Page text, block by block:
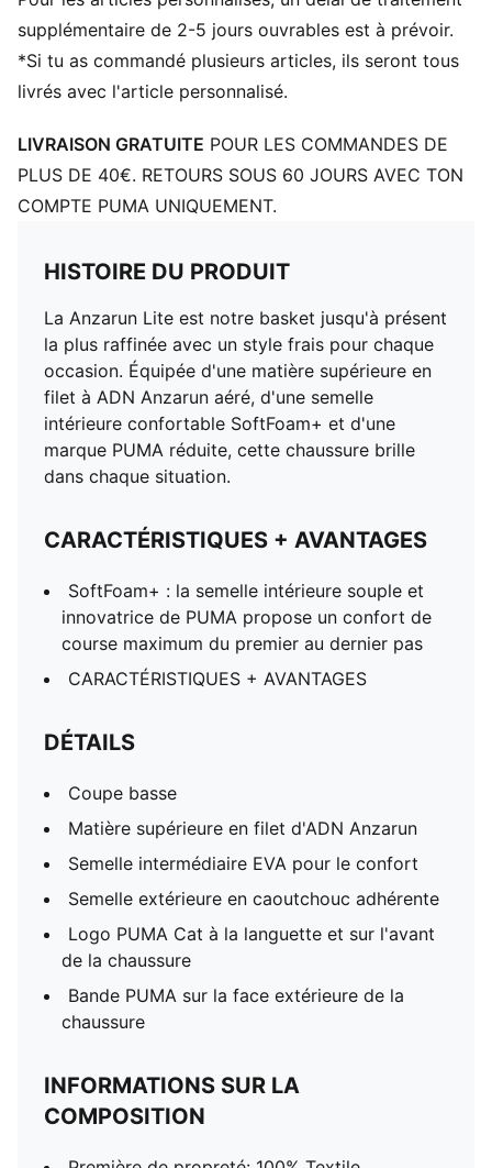
supplémentaire de 2-5 jours ouvrables est à prévoir.
*Si tu as commandé plusieurs articles, ils seront tous
livrés avec l'article personnalisé.
LIVRAISON GRATUITE POUR LES COMMANDES DE
PLUS DE 40€. RETOURS SOUS 60 JOURS AVEC TON
COMPTE PUMA UNIQUEMENT.
HISTOIRE DU PRODUIT
La Anzarun Lite est notre basket jusqu'à présent
la plus raffinée avec un style frais pour chaque
occasion. Équipée d'une matière supérieure en
filet à ADN Anzarun aéré, d'une semelle
intérieure confortable SoftFoam+ et d'une
marque PUMA réduite, cette chaussure brille
dans chaque situation.
CARACTÉRISTIQUES + AVANTAGES
SoftFoam+ : la semelle intérieure souple et
innovatrice de PUMA propose un confort de
course maximum du premier au dernier pas
CARACTÉRISTIQUES + AVANTAGES
DÉTAILS
Coupe basse
Matière supérieure en filet d'ADN Anzarun
Semelle intermédiaire EVA pour le confort
Semelle extérieure en caoutchouc adhérente
Logo PUMA Cat à la languette et sur l'avant
de la chaussure
Bande PUMA sur la face extérieure de la
chaussure
INFORMATIONS SUR LA
COMPOSITION